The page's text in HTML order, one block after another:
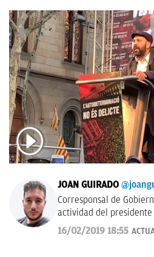
JOAN GUIRADO
Corresponsal de
actividad del presidente
Sánchez, y del Rey de
catalana.
16/02/2019 18:55